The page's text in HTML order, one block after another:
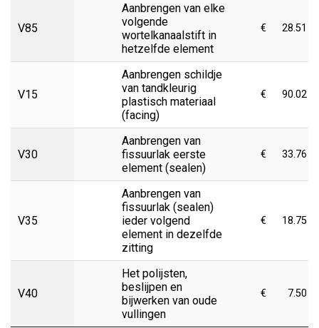
V85
Aanbrengen van elke
volgende
wortelkanaalstift in
hetzelfde element
€ 28.51
V15
Aanbrengen schildje
van tandkleurig
plastisch materiaal
(facing)
€ 90.02
V30
Aanbrengen van
fissuurlak eerste
element (sealen)
€ 33.76
V35
Aanbrengen van
fissuurlak (sealen)
ieder volgend
element in dezelfde
zitting
€ 18.75
V40
Het polijsten,
beslijpen en
bijwerken van oude
vullingen
€ 7.50